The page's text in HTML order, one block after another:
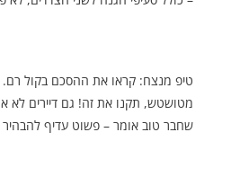
טיפ מנצח: קראו את ההסכם בקול
מטושטש, תקנו את זה! גם דיירים לא
שחבר טוב אומר – פשוט עדיף